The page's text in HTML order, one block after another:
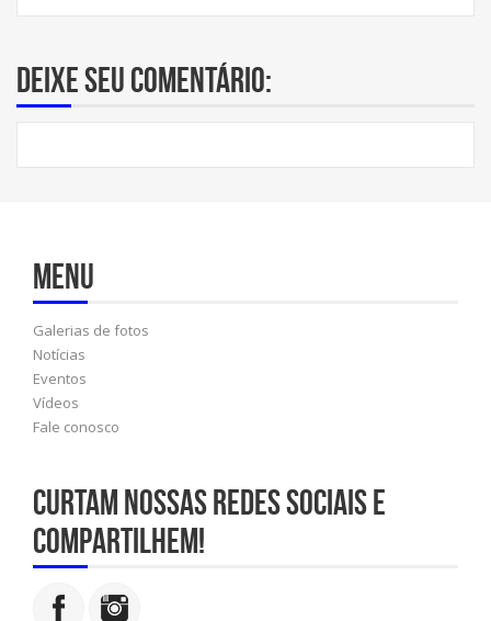
Deixe seu comentário:
Menu
Galerias de fotos
Notícias
Eventos
Vídeos
Fale conosco
Curtam nossas redes sociais e
compartilhem!